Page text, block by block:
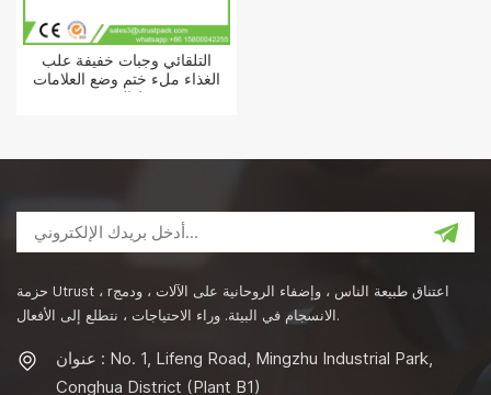
التلقائي وجبات خفيفة علب
الغذاء ملء ختم وضع العلامات
حزمة Utrust ، rاعتناق طبيعة الناس ، وإضفاء الروحانية على الآلات ، ودمج
الانسجام في البيئة. وراء الاحتياجات ، نتطلع إلى الأفعال.
عنوان : No. 1, Lifeng Road, Mingzhu Industrial Park,
Conghua District (Plant B1)